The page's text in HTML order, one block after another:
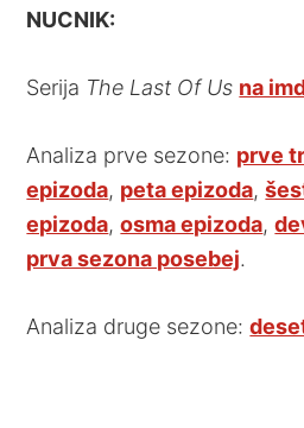
NUCNIK:
Serija The Last Of Us na
Analiza prve sezone: prve
epizoda, peta epizoda,
epizoda,osma epizoda,
prva sezona posebej.
Analiza druge sezone: